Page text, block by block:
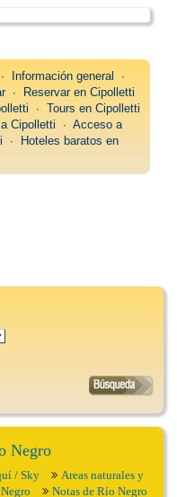
∙ Información general
∙
∙
Reservar en Cipolletti
∙ Tours en Cipolletti
Cipolletti ∙ Acceso a
∙
Hoteles baratos en
Negro
/ Sky
Areas naturales y
Notas de Río Negro